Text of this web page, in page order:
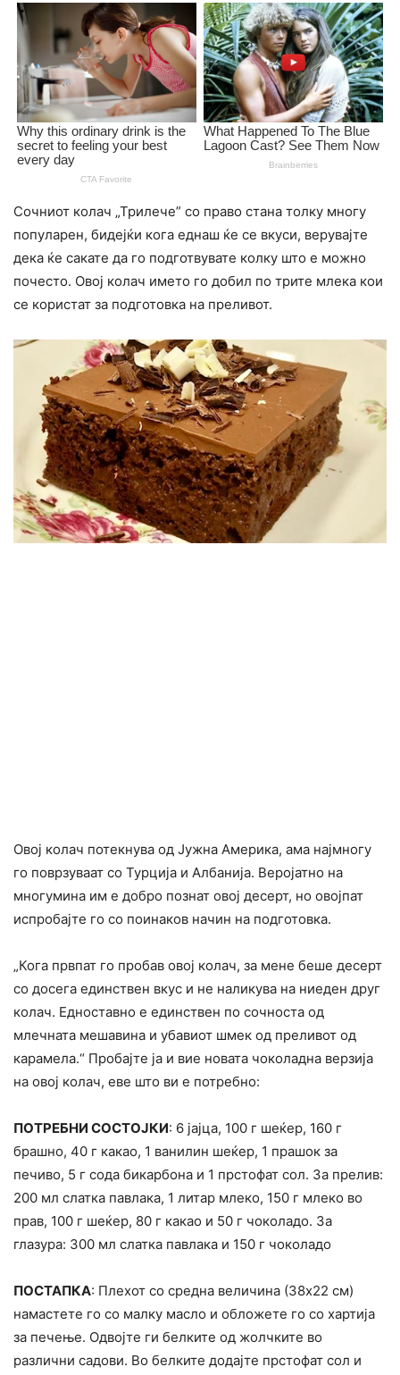
Сочниот колач „Трилече” со право стана толку многу
попyларен, бидејќи кога еднаш ќе се вкуси, верувајте
дека ќе сакате да го подготвувате колку што е можно
почесто. Овој колач името го добил по трите млека кои
се користат за подготовка на преливот.
Овој колач потекнува од Јужна Америка, ама најмногу
го поврзуваат со Турција и Албанија. Верoјатно на
многумина им е добро познат овој десерт, но овојпат
испробајте го со поинаков начин на подготовка.
„Кога првпат го пробав овој колач, за мене беше десерт
со досега единствен вкус и не наликува на ниеден друг
колач. Едноставно е единствен по сочноста од
млечната мешавина и убавиот шмек од преливот од
карамела.“ Пробајте ја и вие новата чоколадна верзија
на овој колач, еве што ви е потребно:
ПОТРЕБНИ СОСТОЈКИ: 6 јајца, 100 г шеќер, 160 г
брашно, 40 г какао, 1 ванилин шеќер, 1 прашок за
печиво, 5 г сода бикарбона и 1 прстофат сол. За прелив:
200 мл слатка павлака, 1 литар млеко, 150 г млеко во
прав, 100 г шеќер, 80 г какао и 50 г чоколадо. За
глазура: 300 мл слатка павлака и 150 г чоколадо
ПОСТАПКА: Плехот со средна величина (38х22 см)
намастете го со малку масло и обложете го со хартија
за печење. Одвојте ги белките од жолчките во
различни садови. Во белките додајте прстофат сол и